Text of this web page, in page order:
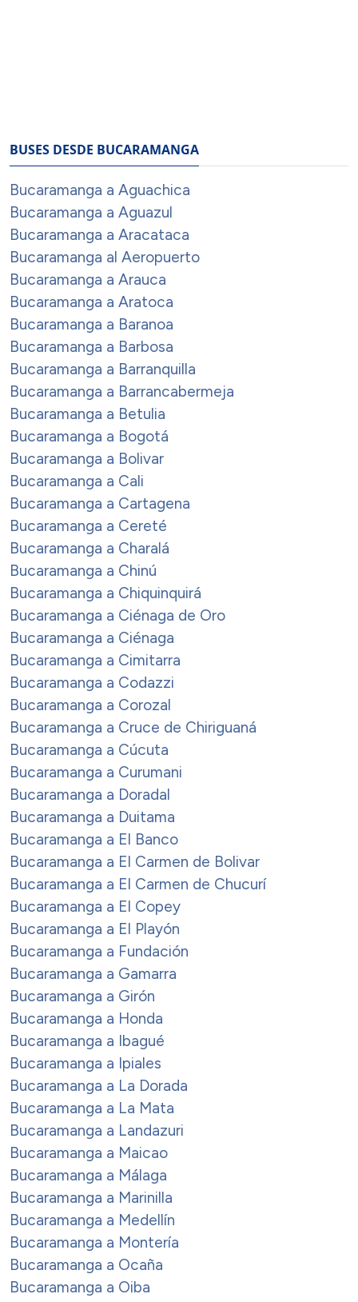
BUSES DESDE BUCARAMANGA
Bucaramanga a Aguachica
Bucaramanga a Aguazul
Bucaramanga a Aracataca
Bucaramanga al Aeropuerto
Bucaramanga a Arauca
Bucaramanga a Aratoca
Bucaramanga a Baranoa
Bucaramanga a Barbosa
Bucaramanga a Barranquilla
Bucaramanga a Barrancabermeja
Bucaramanga a Betulia
Bucaramanga a Bogotá
Bucaramanga a Bolivar
Bucaramanga a Cali
Bucaramanga a Cartagena
Bucaramanga a Cereté
Bucaramanga a Charalá
Bucaramanga a Chinú
Bucaramanga a Chiquinquirá
Bucaramanga a Ciénaga de Oro
Bucaramanga a Ciénaga
Bucaramanga a Cimitarra
Bucaramanga a Codazzi
Bucaramanga a Corozal
Bucaramanga a Cruce de Chiriguaná
Bucaramanga a Cúcuta
Bucaramanga a Curumani
Bucaramanga a Doradal
Bucaramanga a Duitama
Bucaramanga a El Banco
Bucaramanga a El Carmen de Bolivar
Bucaramanga a El Carmen de Chucurí
Bucaramanga a El Copey
Bucaramanga a El Playón
Bucaramanga a Fundación
Bucaramanga a Gamarra
Bucaramanga a Girón
Bucaramanga a Honda
Bucaramanga a Ibagué
Bucaramanga a Ipiales
Bucaramanga a La Dorada
Bucaramanga a La Mata
Bucaramanga a Landazuri
Bucaramanga a Maicao
Bucaramanga a Málaga
Bucaramanga a Marinilla
Bucaramanga a Medellín
Bucaramanga a Montería
Bucaramanga a Ocaña
Bucaramanga a Oiba